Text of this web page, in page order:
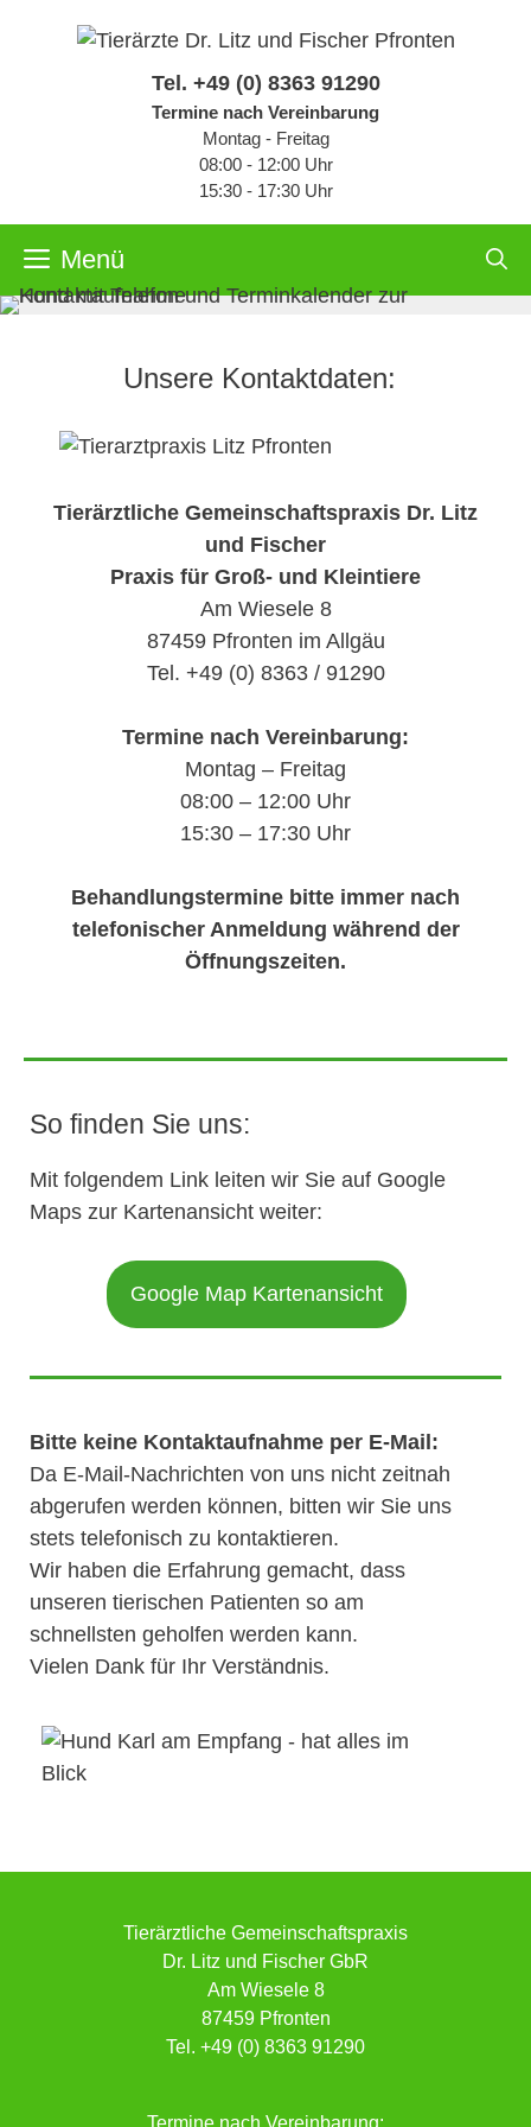
Tel. +49 (0) 8363 91290
Termine nach Vereinbarung
Montag - Freitag
08:00 - 12:00 Uhr
15:30 - 17:30 Uhr
Menü
Unsere Kontaktdaten:
Tierärztliche Gemeinschaftspraxis Dr. Litz
und Fischer
Praxis für Groß- und Kleintiere
Am Wiesele 8
87459 Pfronten im Allgäu
Tel. +49 (0) 8363 / 91290
Termine nach Vereinbarung:
Montag – Freitag
08:00 – 12:00 Uhr
15:30 – 17:30 Uhr
Behandlungstermine bitte immer nach
telefonischer Anmeldung während der
Öffnungszeiten.
So finden Sie uns:
Mit folgendem Link leiten wir Sie auf Google
Maps zur Kartenansicht weiter:
Google Map Kartenansicht
Bitte keine Kontaktaufnahme per E-Mail:
Da E-Mail-Nachrichten von uns nicht zeitnah
abgerufen werden können, bitten wir Sie uns
stets telefonisch zu kontaktieren.
Wir haben die Erfahrung gemacht, dass
unseren tierischen Patienten so am
schnellsten geholfen werden kann.
Vielen Dank für Ihr Verständnis.
Tierärztliche Gemeinschaftspraxis
Dr. Litz und Fischer GbR
Am Wiesele 8
87459 Pfronten
Tel. +49 (0) 8363 91290
Termine nach Vereinbarung: